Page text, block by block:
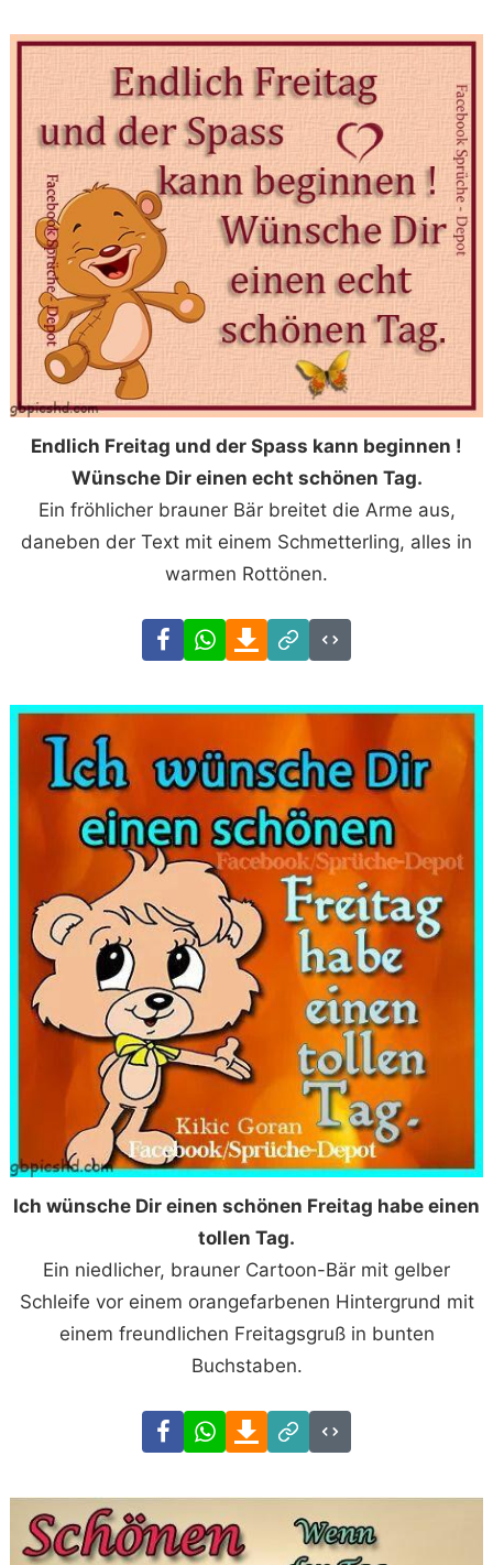
Endlich Freitag und der Spass kann beginnen !
Wünsche Dir einen echt schönen Tag.
Ein fröhlicher brauner Bär breitet die Arme aus,
daneben der Text mit einem Schmetterling, alles in
warmen Rottönen.
FacebookWhatsAppDownload
Link
Code
Ich wünsche Dir einen schönen Freitag habe einen
tollen Tag.
Ein niedlicher, brauner Cartoon-Bär mit gelber
Schleife vor einem orangefarbenen Hintergrund mit
einem freundlichen Freitagsgruß in bunten
Buchstaben.
FacebookWhatsAppDownload
Link
Code